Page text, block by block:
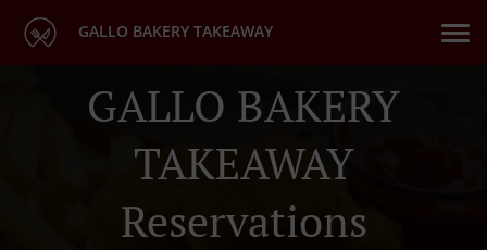
GALLO BAKERY TAKEAWAY
GALLO BAKERY
TAKEAWAY
Reservations